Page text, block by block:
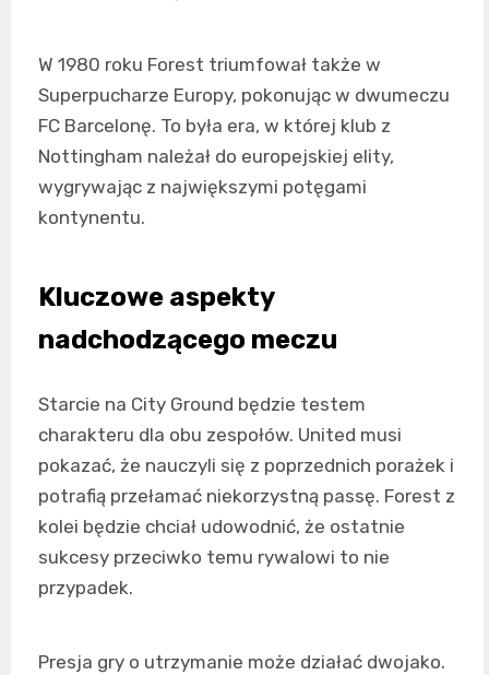
W 1980 roku Forest triumfował także w
Superpucharze Europy, pokonując w dwumeczu
FC Barcelonę. To była era, w której klub z
Nottingham należał do europejskiej elity,
wygrywając z największymi potęgami
kontynentu.
Kluczowe aspekty
nadchodzącego meczu
Starcie na City Ground będzie testem
charakteru dla obu zespołów. United musi
pokazać, że nauczyli się z poprzednich porażek i
potrafią przełamać niekorzystną passę. Forest z
kolei będzie chciał udowodnić, że ostatnie
sukcesy przeciwko temu rywalowi to nie
przypadek.
Presja gry o utrzymanie może działać dwojako.